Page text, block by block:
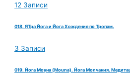
12 Записи
018. ЯТра Йога и Йога Хождения по Тропам.
3 Записи
019. Йога Моуна (Mouna). Йога Молчания.